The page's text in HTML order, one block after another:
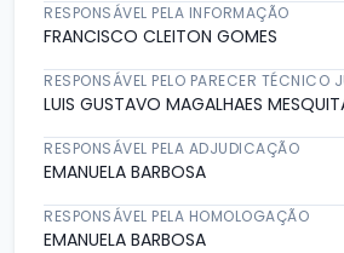
RESPONSÁVEL PELA INFORMAÇÃO
FRANCISCO CLEITON GOMES
RESPONSÁVEL PELO PARECER TÉCNICO
LUIS GUSTAVO MAGALHAES
RESPONSÁVEL PELA ADJUDICAÇÃO
EMANUELA BARBOSA
RESPONSÁVEL PELA HOMOLOGAÇÃO
EMANUELA BARBOSA